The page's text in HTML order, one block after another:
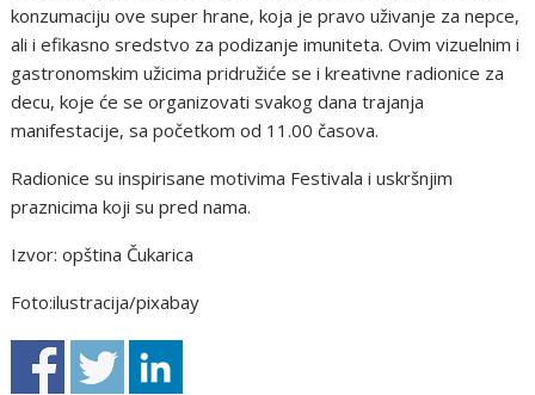
konzumaciju ove super hrane, koja je pravo uživanje za nepce,
ali i efikasno sredstvo za podizanje imuniteta. Ovim vizuelnim i
gastronomskim užicima pridružiće se i kreativne radionice za
decu, koje će se organizovati svakog dana trajanja
manifestacije, sa početkom od 11.00 časova.
Radionice su inspirisane motivima Festivala i uskršnjim
praznicima koji su pred nama.
Izvor: opština Čukarica
Foto:ilustracija/pixabay